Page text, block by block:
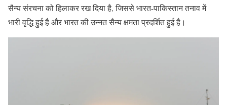
सैन्य संरचना को हिलाकर रख दिया है, जिससे भारत-पाकिस्तान तनाव में
भारी वृद्धि हुई है और भारत की उन्नत सैन्य क्षमता प्रदर्शित हुई है।